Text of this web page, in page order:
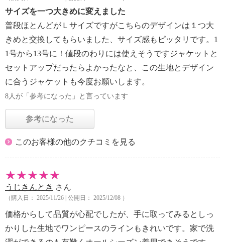
サイズを一つ大きめに変えました
普段ほとんどがＬサイズですがこちらのデザインは１つ大
きめと交換してもらいました、サイズ感もピッタリです。1
1号から13号に！値段のわりには使えそうですジャケットと
セットアップだったらよかったなと、この生地とデザイン
に合うジャケットも今度お願いします。
8人が「参考になった」と言っています
参考になった
このお客様の他のクチコミを見る
うじきんとき さん
（購入日： 2025/11/26 | 公開日： 2025/12/08 ）
価格からして品質が心配でしたが、手に取ってみるとしっ
かりした生地でワンピースのラインもきれいです。家で洗